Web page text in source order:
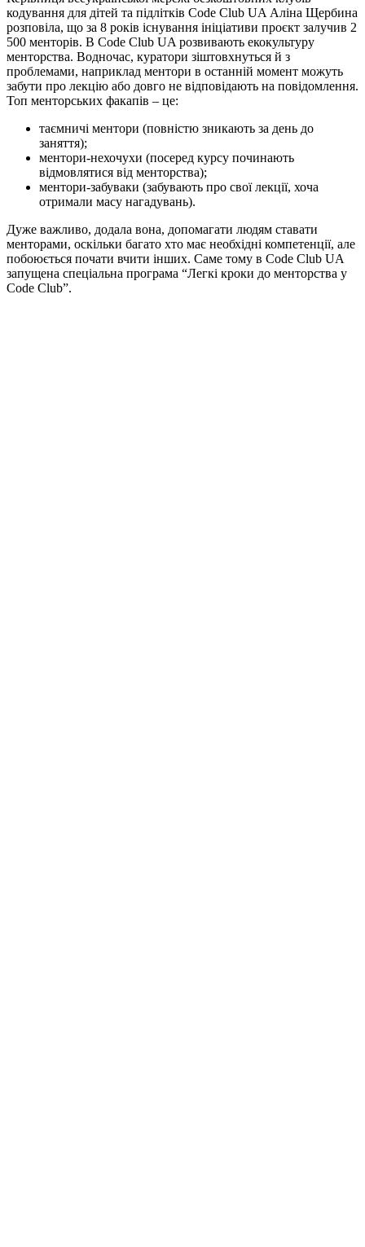
кодування для дітей та підлітків Code Club UA Аліна Щербина
розповіла, що за 8 років існування ініціативи проєкт залучив 2
500 менторів. В Code Club UA розвивають екокультуру
менторства. Водночас, куратори зіштовхнуться й з
проблемами, наприклад ментори в останній момент можуть
забути про лекцію або довго не відповідають на повідомлення.
Топ менторських факапів – це:
таємничі ментори (повністю зникають за день до
заняття);
ментори-нехочухи (посеред курсу починають
відмовлятися від менторства);
ментори-забуваки (забувають про свої лекції, хоча
отримали масу нагадувань).
Дуже важливо, додала вона, допомагати людям ставати
менторами, оскільки багато хто має необхідні компетенції, але
побоюється почати вчити інших. Саме тому в Code Club UA
запущена спеціальна програма “Легкі кроки до менторства у
Code Club”.